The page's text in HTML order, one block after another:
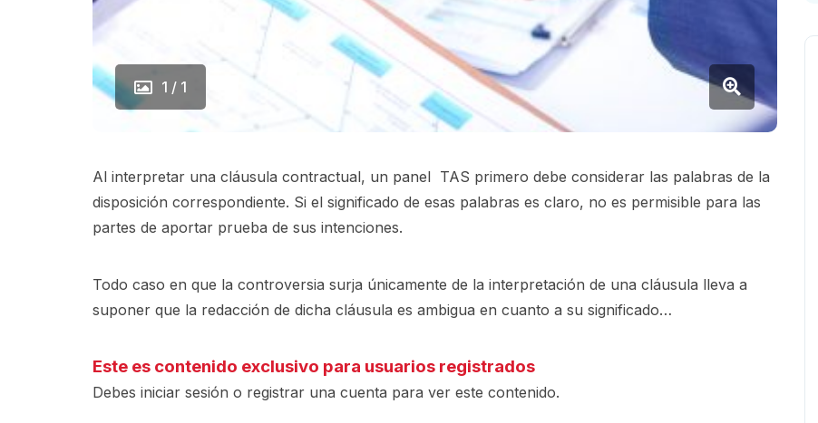
1 / 1
Al interpretar una cláusula contractual, un panel TAS primero debe considerar las palabras de la
disposición correspondiente. Si el significado de esas palabras es claro, no es permisible para las
partes de aportar prueba de sus intenciones.
Todo caso en que la controversia surja únicamente de la interpretación de una cláusula lleva a
suponer que la redacción de dicha cláusula es ambigua en cuanto a su significado…
Este es contenido exclusivo para usuarios registrados
Debes iniciar sesión o registrar una cuenta para ver este contenido.